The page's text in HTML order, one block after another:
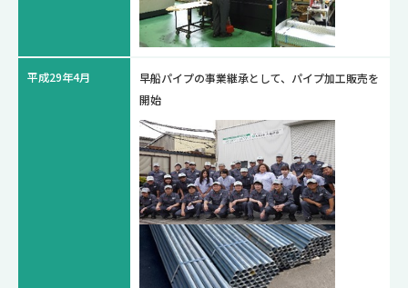
平成29年4月
早船パイプの事業継承として、パイプ加工販売を
開始